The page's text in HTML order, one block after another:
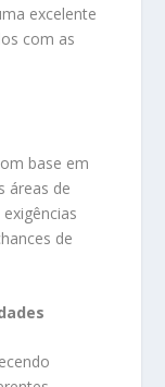
excelente
com as
base em
áreas de
de